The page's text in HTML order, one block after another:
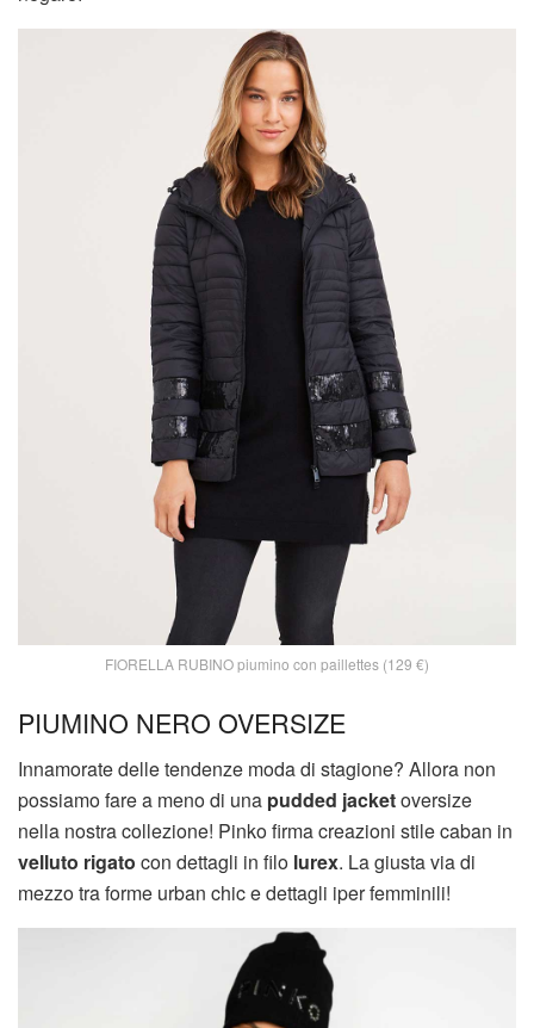
FIORELLA RUBINO piumino con paillettes (129 €)
PIUMINO NERO OVERSIZE
Innamorate delle tendenze moda di stagione? Allora non
possiamo fare a meno di una pudded jacketoversize
nella nostra collezione! Pinko firma creazioni stile caban in
velluto rigato con dettagli in filo lurex. La giusta via di
mezzo tra forme urban chic e dettagli iper femminili!